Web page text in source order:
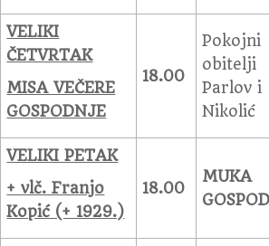
VELIKI
ČETVRTAK
MISA VEČERE
GOSPODNJE
18.00
Pokojni
obitelji
Parlov i
Nikolić
VELIKI PETAK
+ vlč. Franjo
Kopić (+ 1929.)
18.00
MUKA